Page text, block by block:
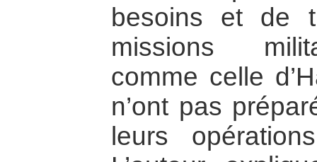
besoins et de
missions
comme celle
n’ont pas
leurs